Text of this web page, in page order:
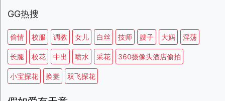
GG热搜
偷情 校服 调教 女儿 白丝 技师 嫂子 大妈 淫荡
长腿 校花 中出 喷水 采花 360摄像头酒店偷拍
小宝探花 换妻 双飞探花